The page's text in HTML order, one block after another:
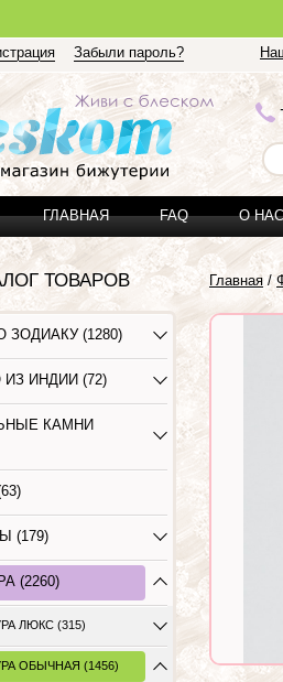
Забыли пароль?
ГЛАВНАЯ FAQ О
ТОВАРОВ
ЗОДИАКУ (1280)
ИНДИИ (72)
КАМНИ
(179)
(2260)
ЛЮКС (315)
ОБЫЧНАЯ (1456)
Главная /